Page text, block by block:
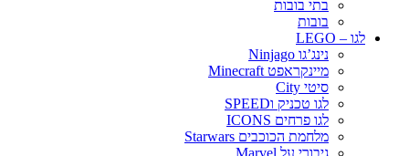
בתי בובות
בובות
לגו – LEGO
נינג’גו Ninjago
מיינקראפט Minecraft
סיטי City
לגו טכניק וSPEED
לגו פרחים ICONS
מלחמת הכוכבים Starwars
גיבורי על Marvel